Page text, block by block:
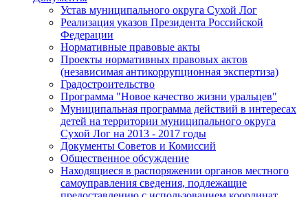
Устав муниципального округа Сухой Лог
Реализация указов Президента Российской
Федерации
Нормативные правовые акты
Проекты нормативных правовых актов
(независимая антикоррупционная экспертиза)
Градостроительство
Программа "Новое качество жизни уральцев"
Муниципальная программа действий в интересах
детей на территории муниципального округа
Сухой Лог на 2013 - 2017 годы
Документы Советов и Комиссий
Общественное обсуждение
Находящиеся в распоряжении органов местного
самоуправления сведения, подлежащие